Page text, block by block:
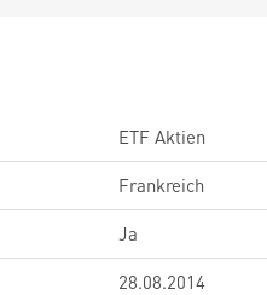
ETF Aktien
Frankreich
Ja
28.08.2014